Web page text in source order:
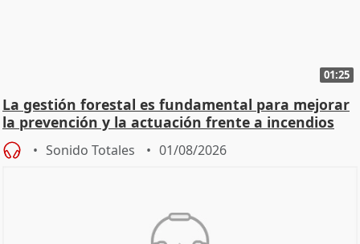
01:25
La gestión forestal es fundamental para mejorar
la prevención y la actuación frente a incendios
Sonido Totales 01/08/2026